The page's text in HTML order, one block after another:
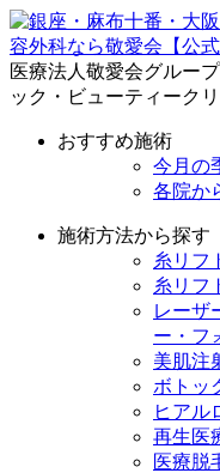
医療法人敬愛会グルー
ック・ビューティーク
おすすめ施術
今月の
各院か
施術方法から探す
糸リフ
糸リフ
レーザ
ー・フ
美肌注
ボトッ
ヒアル
再生医
医療脱